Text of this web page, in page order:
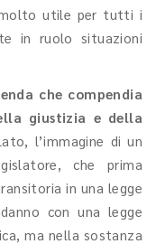
molto utile per tutti i
in ruolo situazioni
che compendia
giustizia e della
l’immagine di un
che prima
in una legge
con una legge
ma nella sostanza